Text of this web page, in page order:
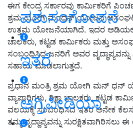
ಪಶುಸಂಗೋಪನೆ
ಇತರೆ
ಅಗ್ರಿಪೀಡಿಯಾ
ಈಗ ಕೇಂದ್ರ ಸರ್ಕಾರವು ಕಾರ್ಮಿಕರಿಗೆ
ಶ್ರಮ ಯೋಗಿ ಮಂಧನ್ ಯೋಜನೆ
ಉತ್ತಮ ಯೋಜನೆಯಾಗಿದೆ. ಇದರ
ಚಾಲಕರು, ಕಟ್ಟಡ ಕಾರ್ಮಿಕರು ಮತ್ತು
ಸಂಬಂಧಿಸಿದ ಜನರಿಗೆ ಅವರ
ಸಹಾಯ ಮಾಡಲಾಗುತ್ತದೆ.
ಪ್ರಧಾನ ಮಂತ್ರಿ ಶ್ರಮ ಯೋಗಿ ಮನ್ ಧನ್
ವ್ಯಾಪಾರಿಗಳು, ರಿಕ್ಷಾ ಚಾಲಕರು, ಕಟ್ಟಡ
ವಲಯಕ್ಕೆ ಸಂಬಂಧಿಸಿದ ಇತರ ಅನೇಕ
ತಮ್ಮ ವೃದ್ಧಾಪ್ಯವನ್ನು